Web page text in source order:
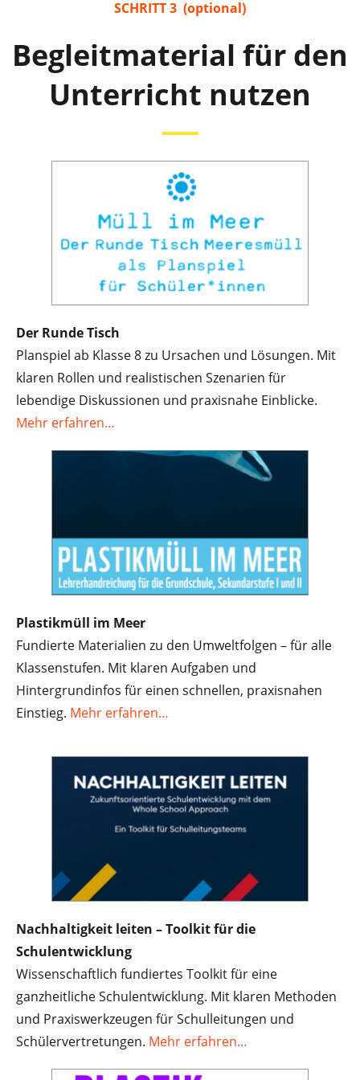
SCHRITT 3 (optional)
Begleitmaterial für den
Unterricht nutzen
Der Runde Tisch
Planspiel ab Klasse 8 zu Ursachen und Lösungen. Mit
klaren Rollen und realistischen Szenarien für
lebendige Diskussionen und praxisnahe Einblicke.
Mehr erfahren…
Plastikmüll im Meer
Fundierte Materialien zu den Umweltfolgen – für alle
Klassenstufen. Mit klaren Aufgaben und
Hintergrundinfos für einen schnellen, praxisnahen
Einstieg. Mehr erfahren…
Nachhaltigkeit leiten – Toolkit für die
Schulentwicklung
Wissenschaftlich fundiertes Toolkit für eine
ganzheitliche Schulentwicklung. Mit klaren Methoden
und Praxiswerkzeugen für Schulleitungen und
Schülervertretungen. Mehr erfahren…